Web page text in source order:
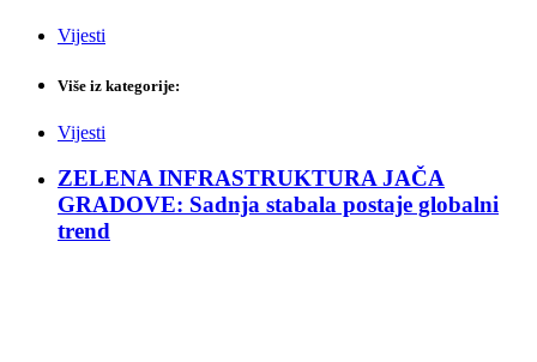
Vijesti
Više iz kategorije:
Vijesti
ZELENA INFRASTRUKTURA JAČA
GRADOVE: Sadnja stabala postaje globalni
trend